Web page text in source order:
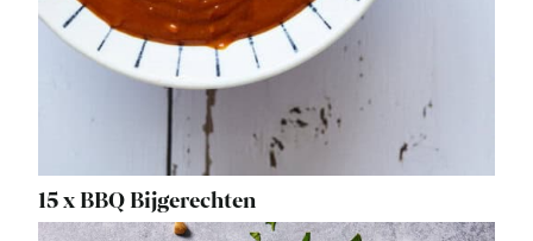
15 x BBQ Bijgerechten